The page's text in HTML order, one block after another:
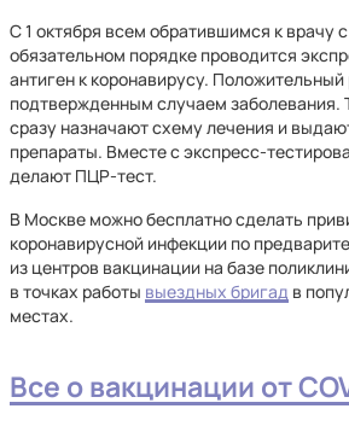
С 1 октября всем обратившимся к врачу
обязательном порядке проводится
антиген к коронавирусу. Положительный
подтвержденным случаем заболевания.
сразу назначают схему лечения и
препараты. Вместе с экспресс-
делают ПЦР-тест.
В Москве можно бесплатно сделать
коронавирусной инфекции по
из центров вакцинации на базе
в точках работы выездных бригад в
местах.
Все о вакцинации от